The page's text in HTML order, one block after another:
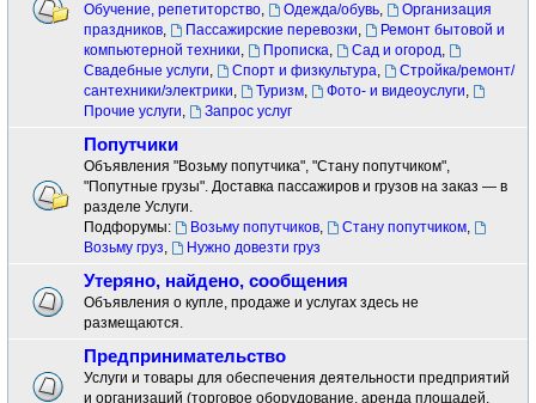
Обучение, репетиторство, Одежда/обувь,
Организация
праздников, Пассажирские перевозки,
Ремонт бытовой и
компьютерной техники, Прописка, Сад и огород,
Свадебные услуги, Спорт и физкультура,
Стройка/ремонт/
сантехники/электрики, Туризм, Фото- и видеоуслуги,
Прочие услуги, Запрос услуг
Попутчики
Объявления "Возьму попутчика", "Стану попутчиком",
"Попутные грузы". Доставка пассажиров и грузов на заказ — в
разделе Услуги.
Подфорумы:
Возьму попутчиков, Стану попутчиком,
Возьму груз, Нужно довезти груз
Утеряно, найдено, сообщения
Объявления о купле, продаже и услугах здесь не
размещаются.
Предпринимательство
Услуги и товары для обеспечения деятельности предприятий
и организаций (торговое оборудование, аренда площадей,